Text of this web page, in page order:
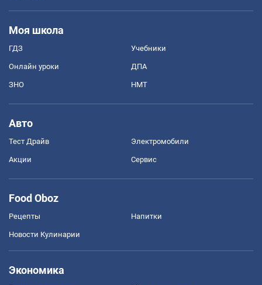
Моя школа
ГДЗ Учебники
Онлайн уроки ДПА
ЗНО НМТ
Авто
Тест Драйв Электромобили
Акции Сервис
Food Oboz
Рецепты Напитки
Новости Кулинарии
Экономика